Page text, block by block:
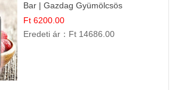
Bar | Gazdag Gyümölcsös
Ízélmény!
Ft 6200.00
Eredeti ár： Ft 14686.00